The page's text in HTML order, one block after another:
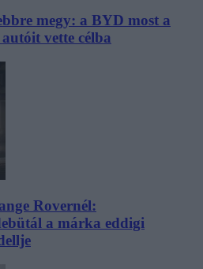
megy: a BYD most a
vette célba
Rovernél:
a márka eddigi